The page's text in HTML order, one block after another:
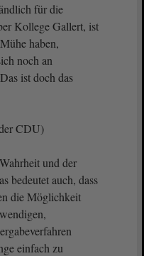
für die
Kollege Gallert, ist
haben,
noch an
ist doch das
CDU)
und der
bedeutet auch, dass
die Möglichkeit
einfach zu